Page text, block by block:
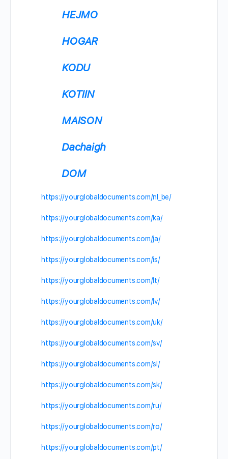
HEJMO
HOGAR
KODU
KOTIIN
MAISON
Dachaigh
DOM
https://yourglobaldocuments.com/nl_be/
https://yourglobaldocuments.com/ka/
https://yourglobaldocuments.com/ja/
https://yourglobaldocuments.com/is/
https://yourglobaldocuments.com/lt/
https://yourglobaldocuments.com/lv/
https://yourglobaldocuments.com/uk/
https://yourglobaldocuments.com/sv/
https://yourglobaldocuments.com/sl/
https://yourglobaldocuments.com/sk/
https://yourglobaldocuments.com/ru/
https://yourglobaldocuments.com/ro/
https://yourglobaldocuments.com/pt/